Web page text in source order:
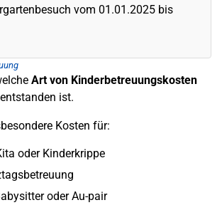
vom 01.01.2025 bis
Art von Kinderbetreuungskosten
ist.
Kosten für:
oder Kinderkrippe
oder Au-pair